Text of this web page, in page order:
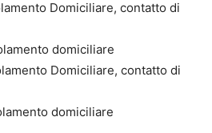
Domiciliare, contatto di
domiciliare
Domiciliare, contatto di
domiciliare